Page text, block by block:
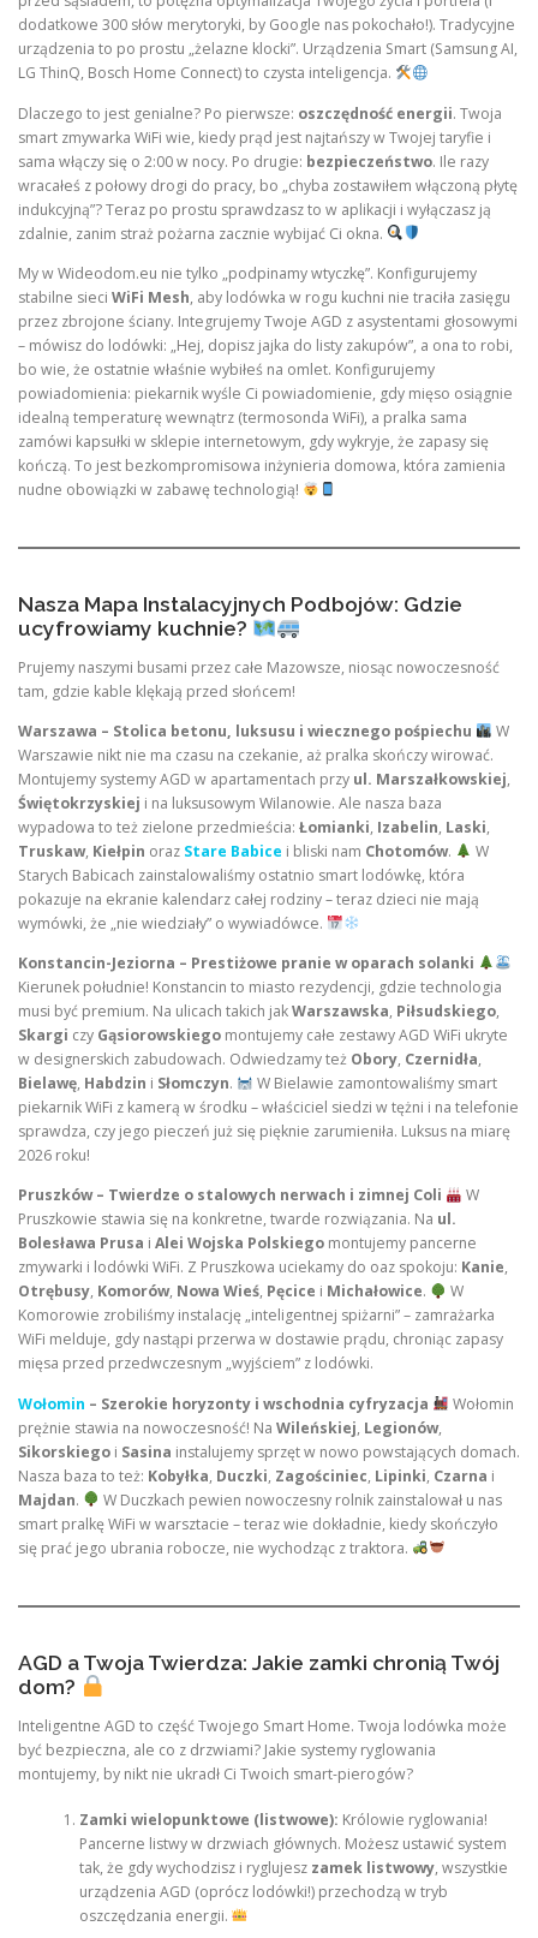
dodatkowe 300 słów merytoryki, by Google nas pokochało!). Tradycyjne
urządzenia to po prostu „żelazne klocki”. Urządzenia Smart (Samsung AI,
LG ThinQ, Bosch Home Connect) to czysta inteligencja.
Dlaczego to jest genialne? Po pierwsze: oszczędność energii. Twoja
smart zmywarka WiFi wie, kiedy prąd jest najtańszy w Twojej taryfie i
sama włączy się o 2:00 w nocy. Po drugie: bezpieczeństwo. Ile razy
wracałeś z połowy drogi do pracy, bo „chyba zostawiłem włączoną płytę
indukcyjną”? Teraz po prostu sprawdzasz to w aplikacji i wyłączasz ją
zdalnie, zanim straż pożarna zacznie wybijać Ci okna.
My w Wideodom.eu nie tylko „podpinamy wtyczkę”. Konfigurujemy
stabilne sieci WiFi Mesh, aby lodówka w rogu kuchni nie traciła zasięgu
przez zbrojone ściany. Integrujemy Twoje AGD z asystentami głosowymi
– mówisz do lodówki: „Hej, dopisz jajka do listy zakupów”, a ona to robi,
bo wie, że ostatnie właśnie wybiłeś na omlet. Konfigurujemy
powiadomienia: piekarnik wyśle Ci powiadomienie, gdy mięso osiągnie
idealną temperaturę wewnątrz (termosonda WiFi), a pralka sama
zamówi kapsułki w sklepie internetowym, gdy wykryje, że zapasy się
kończą. To jest bezkompromisowa inżynieria domowa, która zamienia
nudne obowiązki w zabawę technologią!
Nasza Mapa Instalacyjnych Podbojów: Gdzie
ucyfrowiamy kuchnie?
Prujemy naszymi busami przez całe Mazowsze, niosąc nowoczesność
tam, gdzie kable klękają przed słońcem!
Warszawa – Stolica betonu, luksusu i wiecznego pośpiechu
W
Warszawie nikt nie ma czasu na czekanie, aż pralka skończy wirować.
Montujemy systemy AGD w apartamentach przy ul. Marszałkowskiej,
Świętokrzyskiej i na luksusowym Wilanowie. Ale nasza baza
wypadowa to też zielone przedmieścia: Łomianki, Izabelin, Laski,
Truskaw, Kiełpin oraz Stare Babice i bliski nam Chotomów.
W
Starych Babicach zainstalowaliśmy ostatnio smart lodówkę, która
pokazuje na ekranie kalendarz całej rodziny – teraz dzieci nie mają
wymówki, że „nie wiedziały” o wywiadówce.
Konstancin-Jeziorna – Prestiżowe pranie w oparach solanki
Kierunek południe! Konstancin to miasto rezydencji, gdzie technologia
musi być premium. Na ulicach takich jakWarszawska, Piłsudskiego,
Skargi czy Gąsiorowskiego montujemy całe zestawy AGD WiFi ukryte
w designerskich zabudowach. Odwiedzamy też Obory, Czernidła,
Bielawę, Habdzin i Słomczyn.
W Bielawie zamontowaliśmy smart
piekarnik WiFi z kamerą w środku – właściciel siedzi w tężni i na telefonie
sprawdza, czy jego pieczeń już się pięknie zarumieniła. Luksus na miarę
2026 roku!
Pruszków – Twierdze o stalowych nerwach i zimnej Coli
W
Pruszkowie stawia się na konkretne, twarde rozwiązania. Na ul.
Bolesława Prusa i Alei Wojska Polskiego montujemy pancerne
zmywarki i lodówki WiFi. Z Pruszkowa uciekamy do oaz spokoju: Kanie,
Otrębusy, Komorów, Nowa Wieś, Pęcice i Michałowice.
W
Komorowie zrobiliśmy instalację „inteligentnej spiżarni” – zamrażarka
WiFi melduje, gdy nastąpi przerwa w dostawie prądu, chroniąc zapasy
mięsa przed przedwczesnym „wyjściem” z lodówki.
Wołomin – Szerokie horyzonty i wschodnia cyfryzacja
Wołomin
prężnie stawia na nowoczesność! Na Wileńskiej, Legionów,
Sikorskiego i Sasina instalujemy sprzęt w nowo powstających domach.
Nasza baza to też: Kobyłka, Duczki, Zagościniec, Lipinki, Czarna i
Majdan.
W Duczkach pewien nowoczesny rolnik zainstalował u nas
smart pralkę WiFi w warsztacie – teraz wie dokładnie, kiedy skończyło
się prać jego ubrania robocze, nie wychodząc z traktora.
AGD a Twoja Twierdza: Jakie zamki chronią Twój
dom?
Inteligentne AGD to część Twojego Smart Home. Twoja lodówka może
być bezpieczna, ale co z drzwiami? Jakie systemy ryglowania
montujemy, by nikt nie ukradł Ci Twoich smart-pierogów?
Zamki wielopunktowe (listwowe): Królowie ryglowania!
Pancerne listwy w drzwiach głównych. Możesz ustawić system
tak, że gdy wychodzisz i ryglujesz zamek listwowy, wszystkie
urządzenia AGD (oprócz lodówki!) przechodzą w tryb
oszczędzania energii.